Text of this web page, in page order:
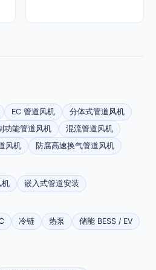
EC 管道风机
分体式管道风机
功能管道风机
混流管道风机
风机 防腐高速换气管道风机
机 嵌入式管道安装
冷链 热泵
储能 BESS / EV